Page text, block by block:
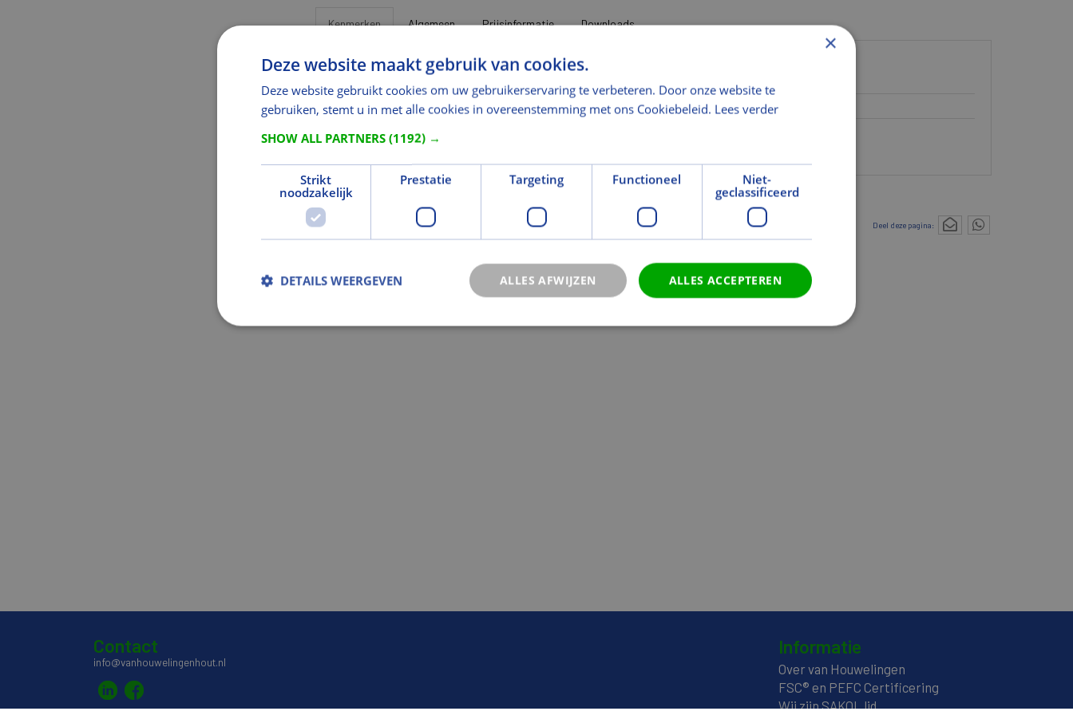
Kenmerken Algemeen Prijsinformatie Downloads
Afmetingen
Lengte (mm)
4200
Aanvullingen
Deel deze pagina:
Contact
info@vanhouwelingenhout.nl
Informatie
Over van Houwelingen
FSC® en PEFC Certificering
Wij zijn SAKOL lid
×
Deze website maakt gebruik van cookies.
Deze website gebruikt cookies om uw gebruikerservaring te verbeteren. Door onze website te
gebruiken, stemt u in met alle cookies in overeenstemming met ons Cookiebeleid. Lees verder
SHOW ALL PARTNERS (1192) →
Strikt
noodzakelijk
Prestatie Targeting Functioneel
Niet-
geclassificeerd
ALLES ACCEPTEREN
ALLES AFWIJZEN
DETAILS WEERGEVEN